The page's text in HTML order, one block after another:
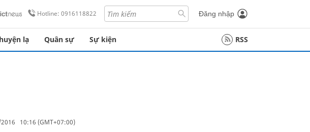
Hotline: 0916118822 Đăng nhập
lạ Quân sự Sự kiện RSS
10:16 (GMT+07:00)